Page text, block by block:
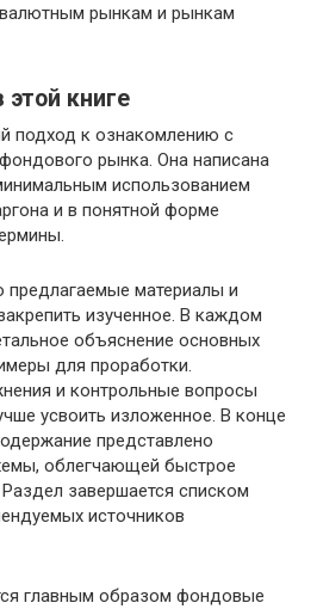
валютным рынкам и рынкам
книге
подход к ознакомлению с
рынка. Она написана
использованием
и в понятной форме
предлагаемые материалы и
изученное. В каждом
объяснение основных
для проработки.
и контрольные вопросы
усвоить изложенное. В конце
представлено
облегчающей быстрое
завершается списком
источников
главным образом фондовые